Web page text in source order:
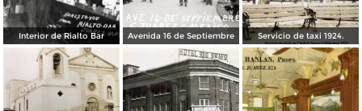
Interior de Rialto Bar Avenida 16 de Septiembre Servicio de taxi 1924.